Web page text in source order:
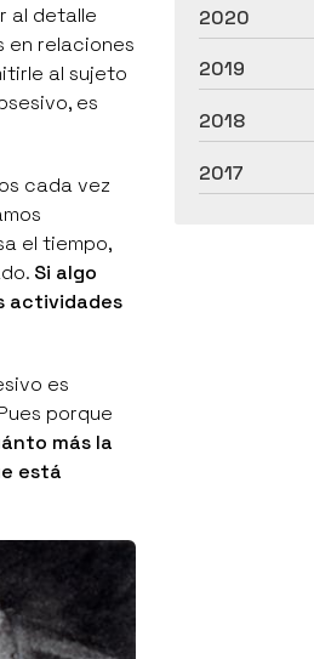
al detalle
en relaciones
al sujeto
es
cada vez
el tiempo,
Si algo
actividades
es
porque
más la
está
2020
2019
2018
2017